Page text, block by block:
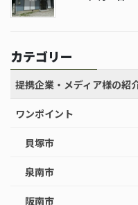
カテゴリー
提携企業・メディア様の紹
ワンポイント
貝塚市
泉南市
阪南市